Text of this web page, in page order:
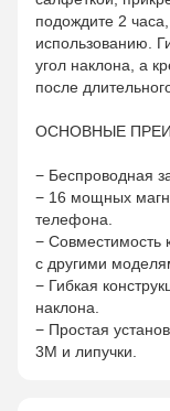
подождите 2
использованию.
угол наклона, а
после
ОСНОВНЫЕ
− Беспроводная
− 16 мощных
телефона.
− Совместимость
с другими
− Гибкая
наклона.
− Простая
3M и липучки.